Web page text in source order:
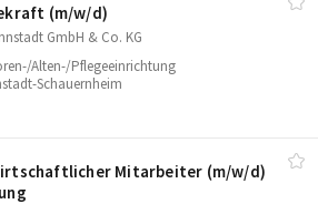
(m/​w/​d)
GmbH & Co. KG
Alten-/Pflegeeinrichtung
Schauernheim
Mitarbeiter (m/​w/​d)